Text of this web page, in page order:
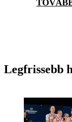
Legfrissebb